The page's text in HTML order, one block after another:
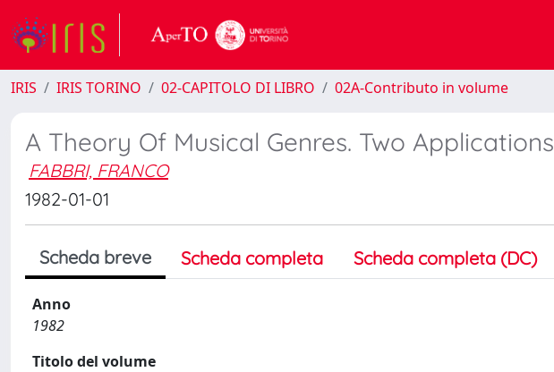
IRIS IRIS TORINO 02-CAPITOLO DI LIBRO 02A-Contributo in volume
A Theory Of Musical Genres. Two Applications
FABBRI, FRANCO
1982-01-01
Scheda breve Scheda completa Scheda completa (DC)
Anno
1982
Titolo del volume